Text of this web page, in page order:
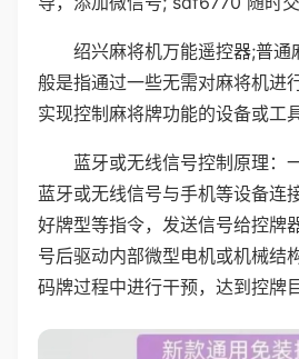
绍兴麻将机万能遥控器;普通
般是指通过一些无需对麻将机进
实现控制麻将牌功能的设备或工具
蓝牙或无线信号控制原理：
蓝牙或无线信号与手机等设备连
好牌型等指令，发送信号给控牌
号后驱动内部微型电机或机械结
码牌过程中进行干预，达到控牌目